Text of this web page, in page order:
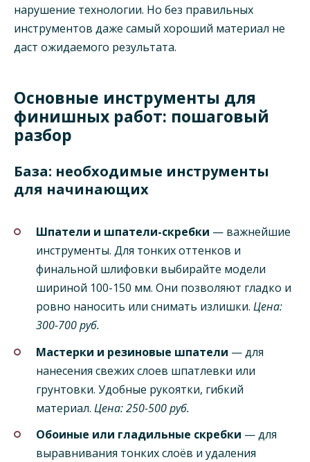
нарушение технологии. Но без правильных
инструментов даже самый хороший материал не
даст ожидаемого результата.
Основные инструменты для
финишных работ: пошаговый
разбор
База: необходимые инструменты
для начинающих
Шпатели и шпатели-скребки — важнейшие
инструменты. Для тонких оттенков и
финальной шлифовки выбирайте модели
шириной 100-150 мм. Они позволяют гладко и
ровно наносить или снимать излишки. Цена:
300-700 руб.
Мастерки и резиновые шпатели — для
нанесения свежих слоев шпатлевки или
грунтовки. Удобные рукоятки, гибкий
материал. Цена: 250-500 руб.
Обоиные или гладильные скребки — для
выравнивания тонких слоёв и удаления